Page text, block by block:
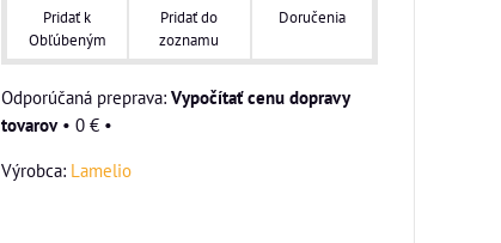
Pridať k
Obľúbeným
Pridať do
zoznamu
Doručenia
Vypočítať cenu dopravy
tovarov• 0 € •
Výrobca: Lamelio